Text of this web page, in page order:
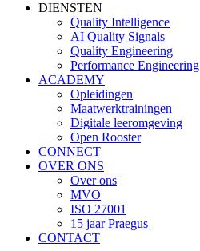
DIENSTEN
Quality Intelligence
AI Quality Signals
Quality Engineering
Performance Engineering
ACADEMY
Opleidingen
Maatwerktrainingen
Digitale leeromgeving
Open Rooster
CONNECT
OVER ONS
Over ons
MVO
ISO 27001
15 jaar Praegus
CONTACT